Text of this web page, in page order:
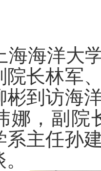
海海洋大
院长林军
彬到访海
娜，副院
系主任孙